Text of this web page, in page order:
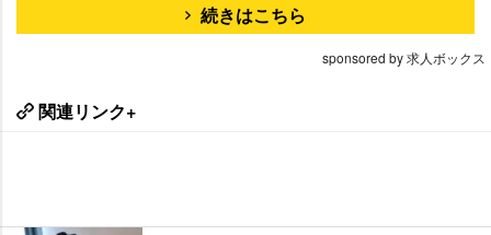
続きはこちら
sponsored by 求人ボックス
関連リンク+